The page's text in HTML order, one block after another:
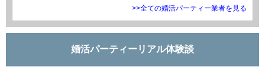
>>全ての婚活パーティー業者を見る
婚活パーティーリアル体験談